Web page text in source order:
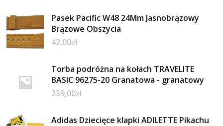
Pasek Pacific W48 24Mm Jasnobrązowy
Brązowe Obszycia
42,00zł
Torba podróżna na kołach TRAVELITE
BASIC 96275-20 Granatowa - granatowy
239,00zł
Adidas Dziecięce klapki ADILETTE Pikachu